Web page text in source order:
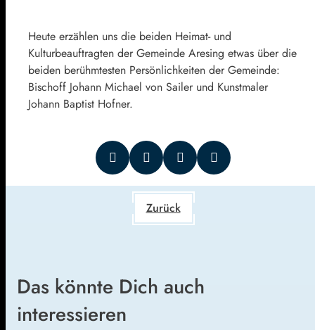
Heute erzählen uns die beiden Heimat- und
Kulturbeauftragten der Gemeinde Aresing etwas über die
beiden berühmtesten Persönlichkeiten der Gemeinde:
Bischoff Johann Michael von Sailer und Kunstmaler
Johann Baptist Hofner.
Zurück
Das könnte Dich auch
interessieren